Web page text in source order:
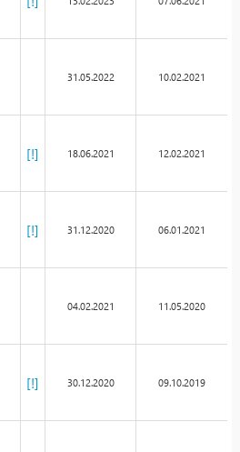
31.05.2022 10.02.2021
[!] 18.06.2021 12.02.2021
[!] 31.12.2020 06.01.2021
04.02.2021 11.05.2020
[!] 30.12.2020 09.10.2019